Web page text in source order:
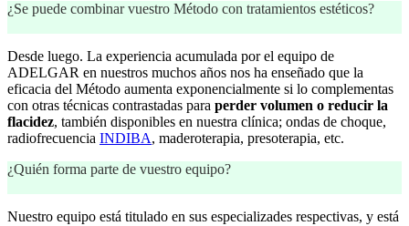
¿Se puede combinar vuestro Método con tratamientos estéticos?
Desde luego. La experiencia acumulada por el equipo de
ADELGAR en nuestros muchos años nos ha enseñado que la
eficacia del Método aumenta exponencialmente si lo complementas
con otras técnicas contrastadas para perder volumen o reducir la
flacidez, también disponibles en nuestra clínica; ondas de choque,
radiofrecuencia INDIBA, maderoterapia, presoterapia, etc.
¿Quién forma parte de vuestro equipo?
Nuestro equipo está titulado en sus especializades respectivas, y está